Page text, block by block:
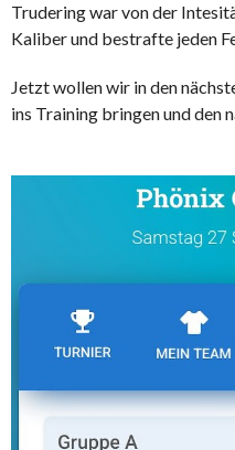
Trudering war von der
Kaliber und bestrafte jeden
Jetzt wollen wir in den
ins Training bringen und den